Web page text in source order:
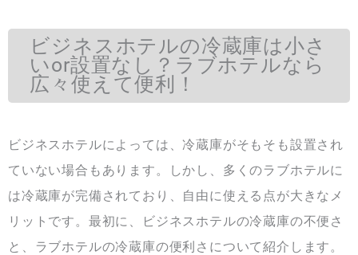
ビジネスホテルの冷蔵庫は小さ
いor設置なし？ラブホテルなら
広々使えて便利！
ビジネスホテルによっては、冷蔵庫がそもそも設置され
ていない場合もあります。しかし、多くのラブホテルに
は冷蔵庫が完備されており、自由に使える点が大きなメ
リットです。最初に、ビジネスホテルの冷蔵庫の不便さ
と、ラブホテルの冷蔵庫の便利さについて紹介します。